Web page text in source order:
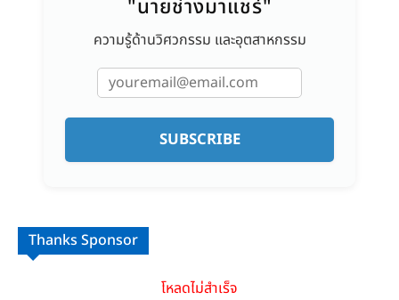
"นายช่างมาแชร์"
ความรู้ด้านวิศวกรรม และอุตสาหกรรม
SUBSCRIBE
Thanks Sponsor
โหลดไม่สำเร็จ